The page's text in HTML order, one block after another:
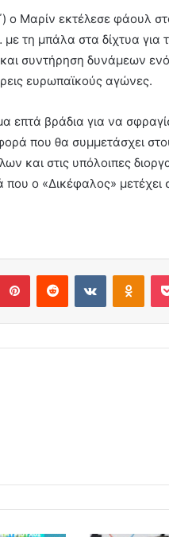
ο Μαρίν εκτέλεσε φάουλ
τη μπάλα στα δίχτυα για
συντήρηση δυνάμεων
ευρωπαϊκούς αγώνες.
επτά βράδια για να
που θα συμμετάσχει
και στις υπόλοιπες
ο «Δικέφαλος» μετέχει
PinterestReddit VKontakte